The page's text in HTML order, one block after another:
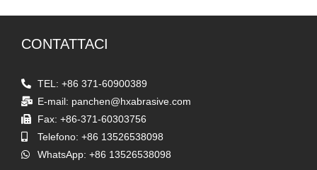
CONTATTACI
TEL: +86 371-60900389
E-mail: panchen@hxabrasive.com
Fax: +86-371-60303756
Telefono: +86 13526538098
WhatsApp: +86 13526538098